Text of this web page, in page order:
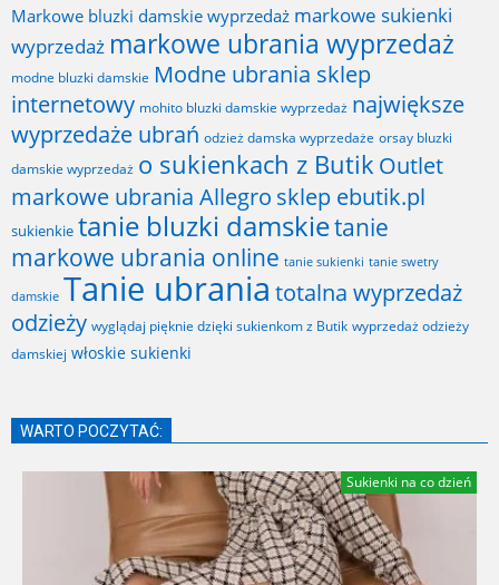
Markowe bluzki damskie wyprzedaż markowe sukienki
wyprzedaż markowe ubrania wyprzedaż
modne bluzki damskie Modne ubrania sklep
internetowy mohito bluzki damskie wyprzedaż największe
wyprzedaże ubrań odzież damska wyprzedaże orsay bluzki
damskie wyprzedaż o sukienkach z Butik Outlet
markowe ubrania Allegro sklep ebutik.pl
sukienkie tanie bluzki damskietanie
markowe ubrania online tanie sukienki tanie swetry
damskie Tanie ubrania totalna wyprzedaż
odzieży wyglądaj pięknie dzięki sukienkom z Butik wyprzedaż odzieży
damskiej włoskie sukienki
WARTO POCZYTAĆ:
Sukienki na co dzień